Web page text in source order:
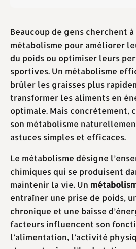
Beaucoup de gens cherchent
métabolisme pour améliorer
du poids ou optimiser leurs
sportives. Un métabolisme
brûler les graisses plus
transformer les aliments en
optimale. Mais concrètement,
son métabolisme
astuces simples et efficaces.
Le métabolisme désigne
chimiques qui se produisent
maintenir la vie. Un
entraîner une prise de poids,
chronique et une baisse
facteurs influencent son
l’alimentation, l’activité